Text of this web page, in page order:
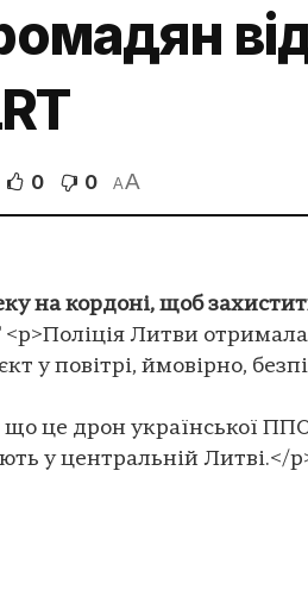
0 0 AA
на кордоні, щоб
<p>Поліція Литви
у повітрі, ймовірно,
що це дрон української
у центральній Литві.</